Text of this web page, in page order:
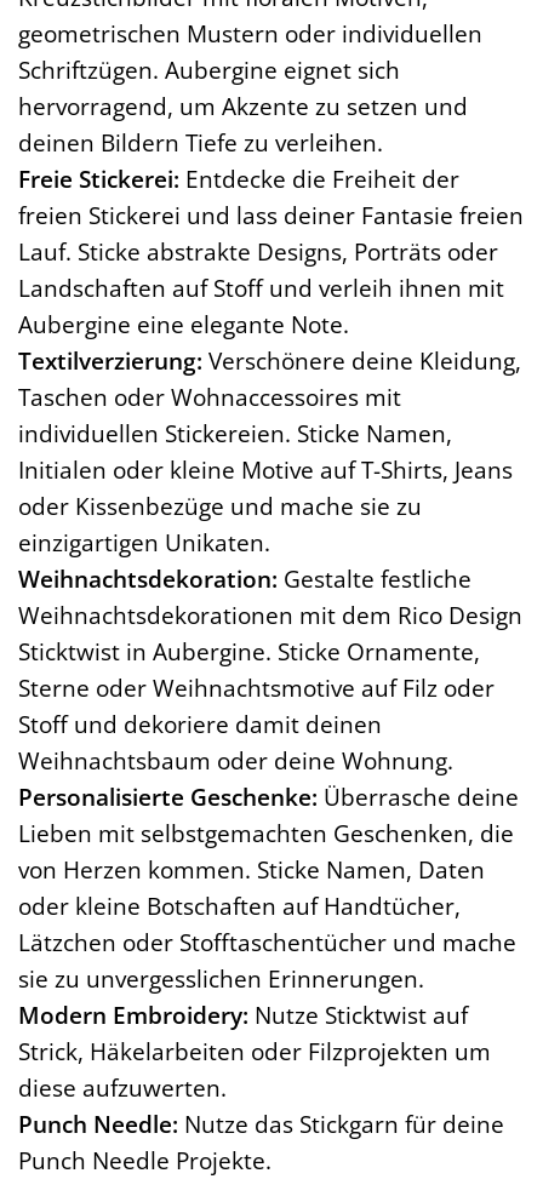
geometrischen Mustern oder individuellen
Schriftzügen. Aubergine eignet sich
hervorragend, um Akzente zu setzen und
deinen Bildern Tiefe zu verleihen.
Freie Stickerei: Entdecke die Freiheit der
freien Stickerei und lass deiner Fantasie freien
Lauf. Sticke abstrakte Designs, Porträts oder
Landschaften auf Stoff und verleih ihnen mit
Aubergine eine elegante Note.
Textilverzierung: Verschönere deine Kleidung,
Taschen oder Wohnaccessoires mit
individuellen Stickereien. Sticke Namen,
Initialen oder kleine Motive auf T-Shirts, Jeans
oder Kissenbezüge und mache sie zu
einzigartigen Unikaten.
Weihnachtsdekoration: Gestalte festliche
Weihnachtsdekorationen mit dem Rico Design
Sticktwist in Aubergine. Sticke Ornamente,
Sterne oder Weihnachtsmotive auf Filz oder
Stoff und dekoriere damit deinen
Weihnachtsbaum oder deine Wohnung.
Personalisierte Geschenke: Überrasche deine
Lieben mit selbstgemachten Geschenken, die
von Herzen kommen. Sticke Namen, Daten
oder kleine Botschaften auf Handtücher,
Lätzchen oder Stofftaschentücher und mache
sie zu unvergesslichen Erinnerungen.
Modern Embroidery: Nutze Sticktwist auf
Strick, Häkelarbeiten oder Filzprojekten um
diese aufzuwerten.
Punch Needle: Nutze das Stickgarn für deine
Punch Needle Projekte.